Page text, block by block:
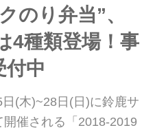
のり弁当”、
4種類登場！事
付中
(木)~28日(日)に鈴鹿サ
開催される「2018-2019